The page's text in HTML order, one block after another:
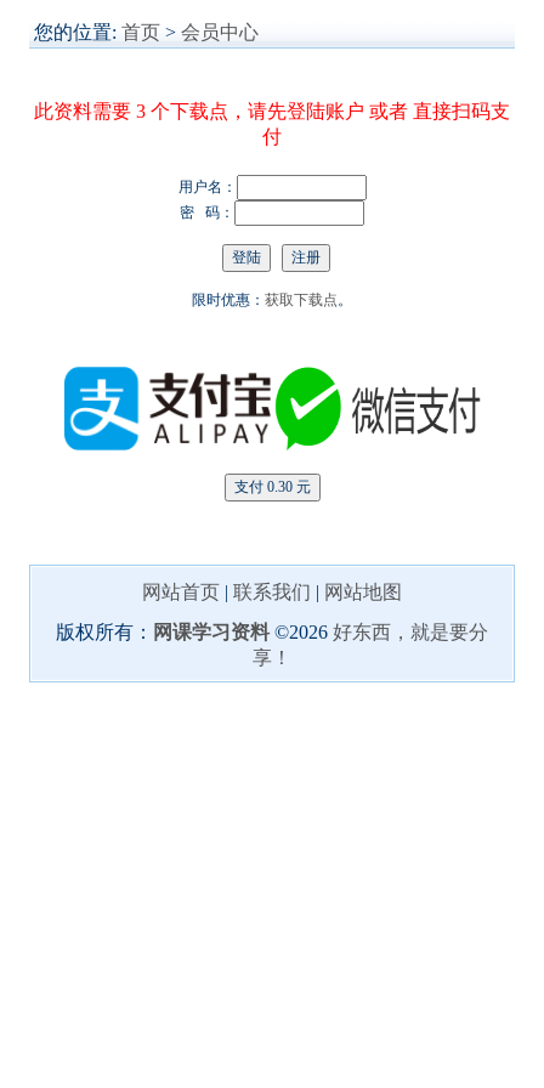
您的位置: 首页 > 会员中心
此资料需要 3 个下载点，请先登陆账户 或者 直接扫码支
付
用户名：
密 码：
限时优惠： 获取下载点。
网站首页 | 联系我们 | 网站地图
版权所有： 网课学习资料©2026 好东西，就是要分
享！